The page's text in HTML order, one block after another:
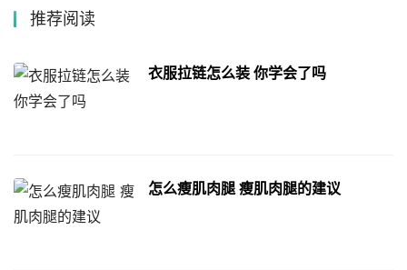
推荐阅读
衣服拉链怎么装 你学会了吗
怎么瘦肌肉腿 瘦肌肉腿的建议